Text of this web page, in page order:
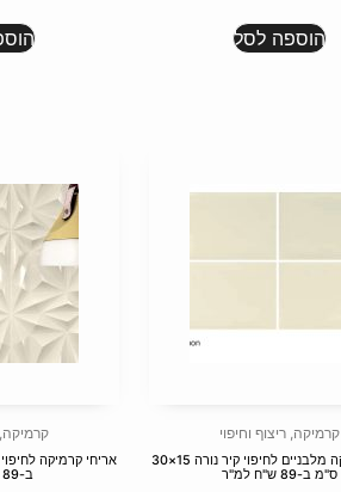
הוספה לסל
קרמיקה,ריצוף וחיפוי
אריחי קרמיקה מלבניים לחיפוי קיר נורה 15×30
ס"מ ב-89 ש"ח למ"ר
קרמיקה
ב-89 ש"ח למ"ר